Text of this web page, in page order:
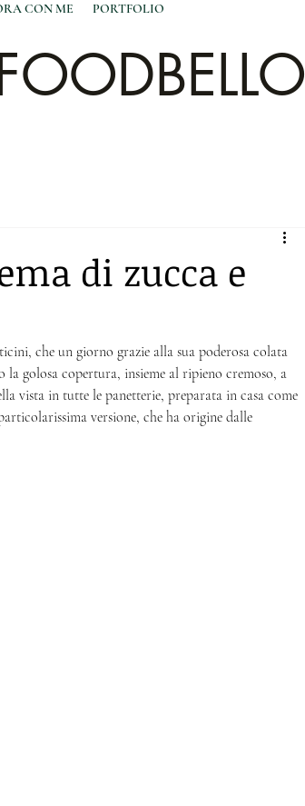
CON ME PORTFOLIO
di zucca e
che un giorno grazie alla sua poderosa colata
golosa copertura, insieme al ripieno cremoso, a
vista in tutte le panetterie, preparata in casa come
versione, che ha origine dalle